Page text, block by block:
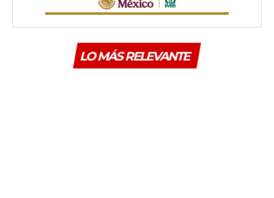
LO MÁS RELEVANTE